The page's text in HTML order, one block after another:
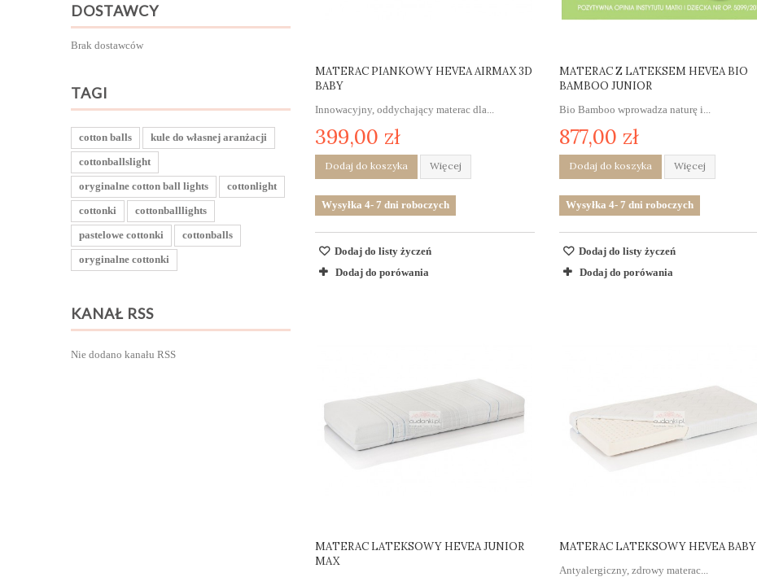
DOSTAWCY
Brak dostawców
TAGI
cotton balls
kule do własnej aranżacji
cottonballslight
oryginalne cotton ball lights
cottonlight
cottonki
cottonballlights
pastelowe cottonki
cottonballs
oryginalne cottonki
KANAŁ RSS
Nie dodano kanału RSS
MATERAC PIANKOWY HEVEA AIRMAX 3D
BABY
Innowacyjny, oddychający materac dla...
399,00 zł
Dodaj do koszyka Więcej
Wysyłka 4- 7 dni roboczych
Dodaj do listy życzeń
Dodaj do porówania
MATERAC Z LATEKSEM HEVEA BIO
BAMBOO JUNIOR
Bio Bamboo wprowadza naturę i...
877,00 zł
Dodaj do koszyka Więcej
Wysyłka 4- 7 dni roboczych
Dodaj do listy życzeń
Dodaj do porówania
MATERAC LATEKSOWY HEVEA JUNIOR
MAX
MATERAC LATEKSOWY HEVEA BABY
Antyalergiczny, zdrowy materac...